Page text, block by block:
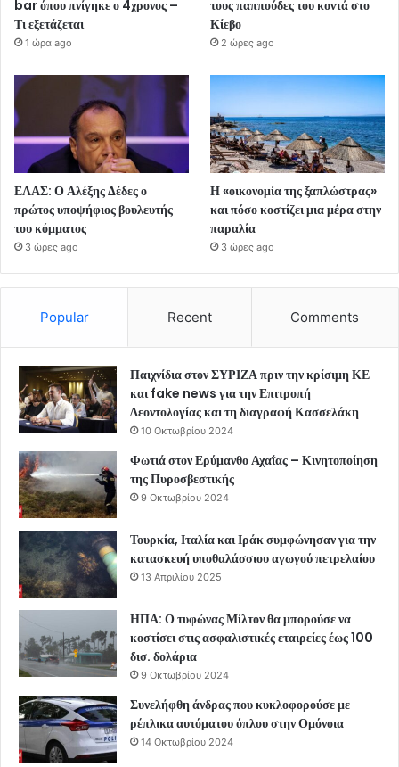
bar όπου πνίγηκε ο 4χρονος –
Τι εξετάζεται
1 ώρα ago
τους παππούδες του κοντά στο
Κίεβο
2 ώρες ago
ΕΛΑΣ: Ο Αλέξης Δέδες ο
πρώτος υποψήφιος βουλευτής
του κόμματος
3 ώρες ago
Η «οικονομία της ξαπλώστρας»
και πόσο κοστίζει μια μέρα στην
παραλία
3 ώρες ago
Popular Recent Comments
Παιχνίδια στον ΣΥΡΙΖΑ πριν την κρίσιμη ΚΕ
και fake news για την Επιτροπή
Δεοντολογίας και τη διαγραφή Κασσελάκη
10 Οκτωβρίου 2024
Φωτιά στον Ερύμανθο Αχαΐας – Κινητοποίηση
της Πυροσβεστικής
9 Οκτωβρίου 2024
Τουρκία, Ιταλία και Ιράκ συμφώνησαν για την
κατασκευή υποθαλάσσιου αγωγού πετρελαίου
13 Απριλίου 2025
ΗΠΑ: Ο τυφώνας Μίλτον θα μπορούσε να
κοστίσει στις ασφαλιστικές εταιρείες έως 100
δισ. δολάρια
9 Οκτωβρίου 2024
Συνελήφθη άνδρας που κυκλοφορούσε με
ρέπλικα αυτόματου όπλου στην Ομόνοια
14 Οκτωβρίου 2024